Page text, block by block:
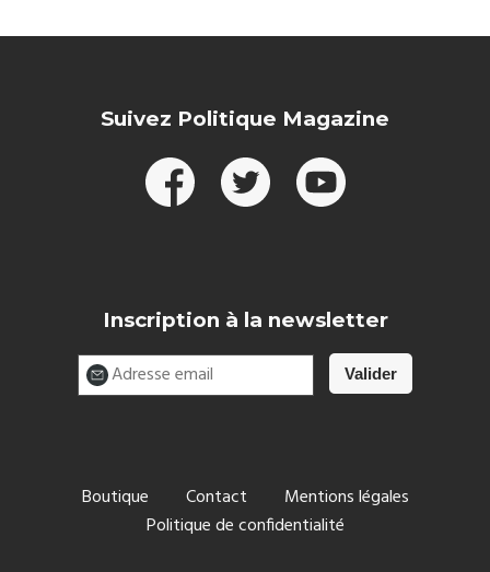
Suivez Politique Magazine
Inscription à la newsletter
Boutique Contact
Mentions légales
Politique de confidentialité